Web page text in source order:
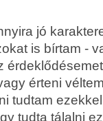
jó
is bírtam -
érteni
tudtam
tudta tálalni